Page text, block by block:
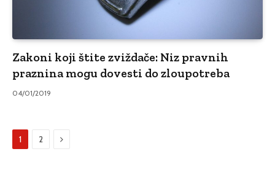
Zakoni koji štite zviždače: Niz pravnih
praznina mogu dovesti do zloupotreba
04/01/2019
1 2 Sljedeći